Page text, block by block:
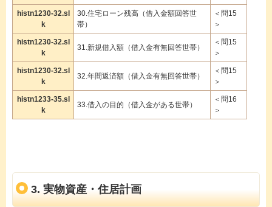
histn1230-32.sl
k
30.住宅ローン残高（借入金額回答世
帯）
＜問15
＞
histn1230-32.sl
k
31.新規借入額（借入金有無回答世帯）
＜問15
＞
histn1230-32.sl
k
32.年間返済額（借入金有無回答世帯）
＜問15
＞
histn1233-35.sl
k
33.借入の目的（借入金がある世帯）
＜問16
＞
3. 実物資産・住居計画